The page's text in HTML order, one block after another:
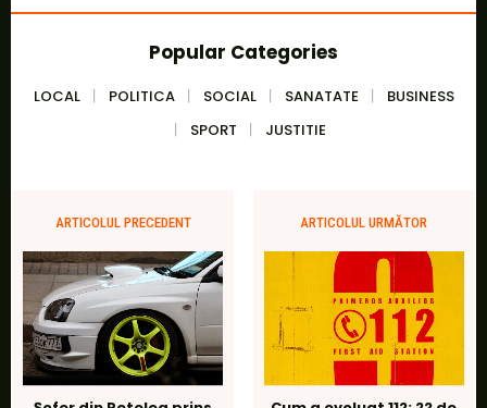
Popular Categories
LOCAL POLITICA SOCIAL SANATATE
BUSINESS
SPORT
JUSTITIE
ARTICOLUL PRECEDENT ARTICOLUL URMĂTOR